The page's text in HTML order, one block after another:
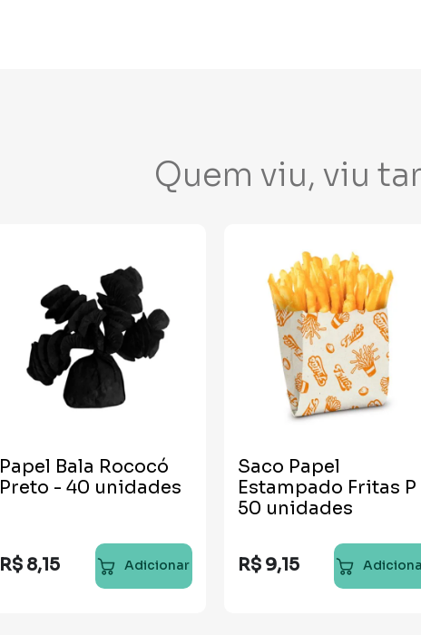
Quem viu, viu
Papel Bala Rococó
Preto - 40 unidades
R$ 8,15 Adicionar
Saco Papel
Estampado Fritas P
50 unidades
R$ 9,15